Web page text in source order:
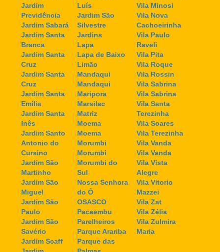
Jardim
Previdência
Jardim Sabará
Jardim Santa
Branca
Jardim Santa
Cruz
Jardim Santa
Cruz
Jardim Santa
Emília
Jardim Santa
Inês
Jardim Santo
Antonio do
Cursino
Jardim São
Martinho
Jardim São
Miguel
Jardim São
Paulo
Jardim São
Savério
Jardim Scaff
Luís
Jardim São
Silvestre
Jardins
Lapa
Lapa de Baixo
Limão
Mandaqui
Mandaqui
Maripora
Marsilac
Matriz
Moema
Moema
Morumbi
Morumbi
Morumbi do
Sul
Nossa Senhora
do Ó
OSASCO
Pacaembu
Parelheiros
Parque Arariba
Parque das
Vila Minosi
Vila Nova
Cachoeirinha
Vila Paulo
Raveli
Vila Pita
Vila Roque
Vila Rossin
Vila Sabrina
Vila Sabrina
Vila Santa
Terezinha
Vila Soares
Vila Terezinha
Vila Vanda
Vila Vanda
Vila Vista
Alegre
Vila Vitorio
Mazzei
Vila Zat
Vila Zélia
Vila Zulmira
Maria